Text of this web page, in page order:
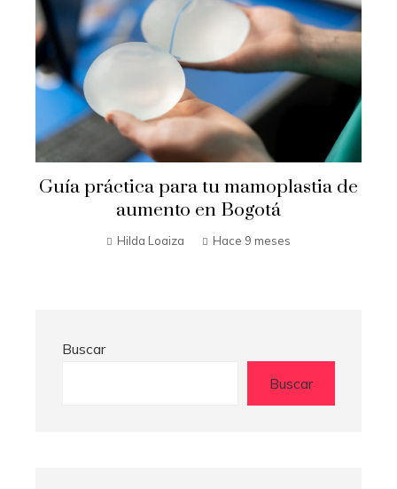
Guía práctica para tu mamoplastia de
aumento en Bogotá
Hilda Loaiza Hace 9 meses
Buscar
Buscar